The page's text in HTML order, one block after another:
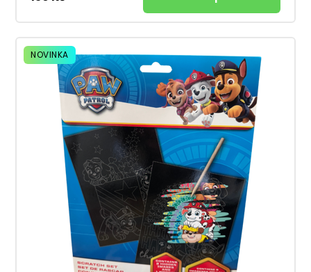
NOVINKA